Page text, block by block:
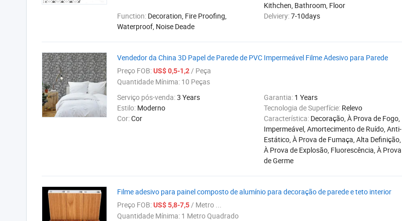
Kithchen, Bathroom, Floor
Function: Decoration, Fire Proofing,
Waterproof, Noise Deade
Delviery:7-10days
Vendedor da China 3D Papel de Parede de PVC Impermeável Filme Adesivo para Parede
Preço FOB:US$ 0,5-1,2/ Peça
Quantidade Mínima: 10 Peças
Serviço pós-venda:3 Years Garantia: 1 Years
Estilo: Moderno Tecnologia de Superfície: Relevo
Cor:Cor Característica: Decoração, À Prova de Fogo,
Impermeável, Amortecimento de Ruído, Anti-
Estático, À Prova de Fumaça, Alta Definição,
À Prova de Explosão, Fluorescência, À Prova
de Germe
Filme adesivo para painel composto de alumínio para decoração de parede e teto interior
Preço FOB:US$ 5,8-7,5/ Metro ...
Quantidade Mínima: 1 Metro Quadrado